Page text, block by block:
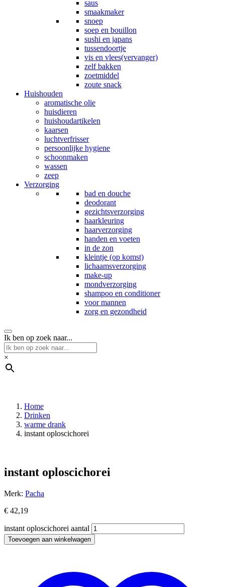
saus
smaakmaker
snoep
soep en bouillon
sushi en japans
tussendoortje
vis en vlees(vervanger)
zelf bakken
zoetmiddel
zoute snack
Huishouden
aromatische olie
huisdieren
huishoudartikelen
kaarsen
luchtverfrisser
persoonlijke hygiene
schoonmaken
wassen
zeep
Verzorging
bad en douche
deodorant
gezichtsverzorging
haarkleuring
haarverzorging
handen en voeten
in de zon
kleintje (op komst)
lichaamsverzorging
make-up
mondverzorging
shampoo en conditioner
voor mannen
zorg en gezondheid
Ik ben op zoek naar...
×
Home
Drinken
warme drank
instant oploscichorei
instant oploscichorei
Merk: Pacha
€ 42,19
instant oploscichorei aantal
Toevoegen aan winkelwagen